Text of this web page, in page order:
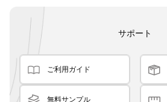
サポート
ご利用ガイド
無料サンプル